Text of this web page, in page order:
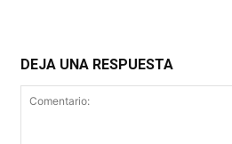
DEJA UNA RESPUESTA